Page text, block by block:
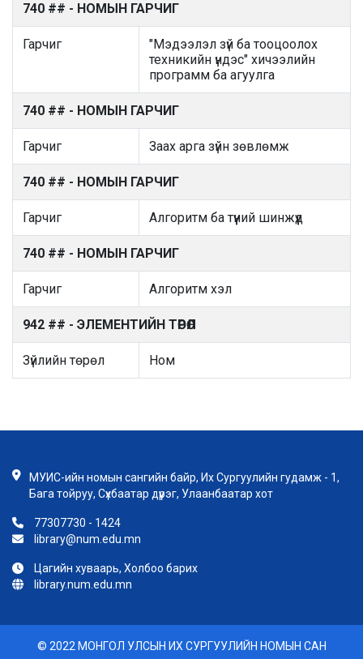
740 ## - НОМЫН ГАРЧИГ
Гарчиг
"Мэдээлэл зүй ба тооцоолох
техникийн үндэс" хичээлийн
программ ба агуулга
740 ## - НОМЫН ГАРЧИГ
Гарчиг Заах арга зүйн зөвлөмж
740 ## - НОМЫН ГАРЧИГ
Гарчиг Алгоритм ба түүний шинжүүд
740 ## - НОМЫН ГАРЧИГ
Гарчиг Алгоритм хэл
942 ## - ЭЛЕМЕНТИЙН ТӨРӨЛ
Зүйлийн төрөл Ном
МУИС-ийн номын сангийн байр, Их Сургуулийн гудамж - 1,
Бага тойруу, Сүхбаатар дүүрэг, Улаанбаатар хот
77307730 - 1424
library@num.edu.mn
Цагийн хуваарь, Холбоо барих
library.num.edu.mn
© 2022 МОНГОЛ УЛСЫН ИХ СУРГУУЛИЙН НОМЫН САН